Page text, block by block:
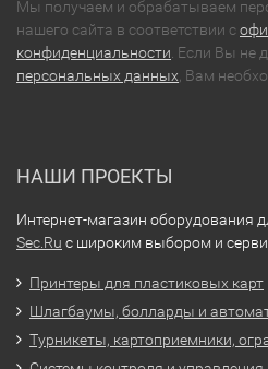
Мы получаем и обрабатываем
нашего сайта в соответствии с
конфиденциальности . Если Вы не
персональных данных , Вам
НАШИ ПРОЕКТЫ
Интернет-магазин оборудования
Sec.Ru с широким выбором и
Принтеры для пластиковых карт
Шлагбаумы, болларды и
Турникеты, картоприемники,